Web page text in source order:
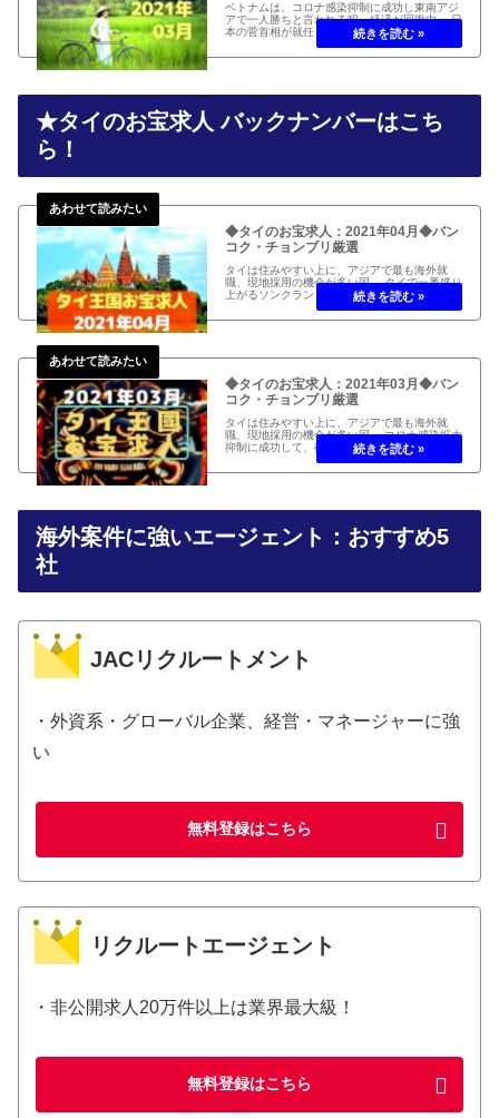
ベトナムは、コロナ感染抑制に成功し東南アジ
アで一人勝ちと言われる程、経済が回復中。 日
本の菅首相が就任して最初の訪問国となり、両
国間でビジネス渡航者の往来再開。 ベトナムの
お宝求人2021年03月編をお届けします！
★タイのお宝求人 バックナンバーはこち
ら！
◆タイのお宝求人：2021年04月◆バン
コク・チョンブリ厳選
タイは住みやすい上に、アジアで最も海外就
職、現地採用の機会が多い国。 タイで一番盛り
上がるソンクランも今年は本来の厳かな正月を
迎え、経済再開。 駐在員帰国に伴う高額給与案
件も散見される2021年04月のタイのお宝求人
◆タイのお宝求人：2021年03月◆バン
コク・チョンブリ厳選
タイは住みやすい上に、アジアで最も海外就
職、現地採用の機会が多い国。 コロナ感染拡大
抑制に成功して、徐々に経済制限緩和が進み、
経済回復中。 駐在員帰国に伴う高額給与案件も
散見される2021年03月のタイのお宝求人をお
海外案件に強いエージェント：おすすめ5
社
JACリクルートメント
・外資系・グローバル企業、経営・マネージャーに強
い
無料登録はこちら
リクルートエージェント
・非公開求人20万件以上は業界最大級！
無料登録はこちら